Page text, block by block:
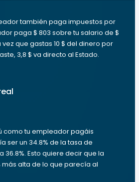
también paga impuestos por
paga $ 803 sobre tu salario de $
vez que gastas 10 $ del dinero por
3,8 $ va directo al Estado.
como tu empleador pagáis
ser un 34.8% de la tasa de
36.8%. Esto quiere decir que la
más alta de lo que parecía al